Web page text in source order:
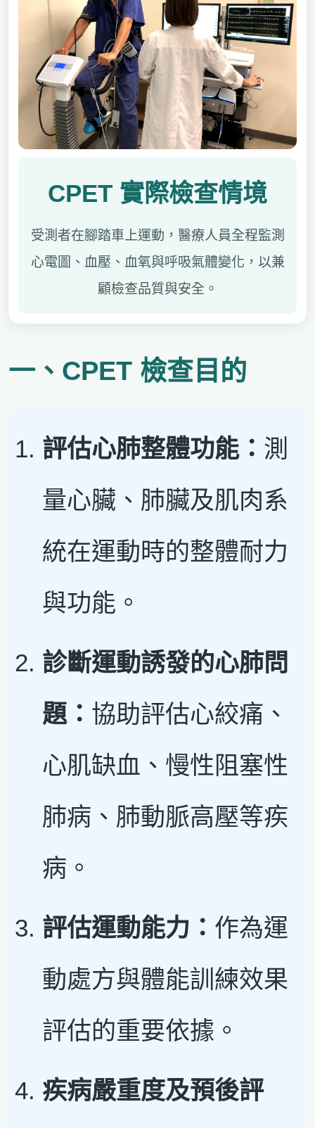
CPET 實際檢查情境
受測者在腳踏車上運動，醫療人員全程監測
心電圖、血壓、血氧與呼吸氣體變化，以兼
顧檢查品質與安全。
一、CPET 檢查目的
評估心肺整體功能： 測
量心臟、肺臟及肌肉系
統在運動時的整體耐力
與功能。
診斷運動誘發的心肺問
題： 協助評估心絞痛、
心肌缺血、慢性阻塞性
肺病、肺動脈高壓等疾
病。
評估運動能力： 作為運
動處方與體能訓練效果
評估的重要依據。
疾病嚴重度及預後評